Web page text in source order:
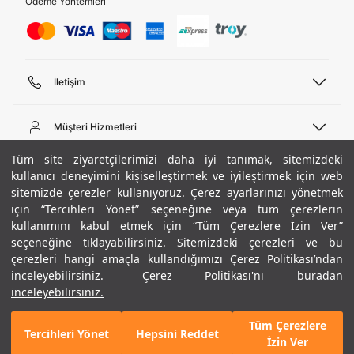
Tüm site ziyaretçilerimizi daha iyi tanımak, sitemizdeki
kullanıcı deneyimini kişiselleştirmek ve iyileştirmek için web
sitemizde çerezler kullanıyoruz. Çerez ayarlarınızı yönetmek
için “Tercihleri Yönet” seçeneğine veya tüm çerezlerin
kullanımını kabul etmek için “Tüm Çerezlere İzin Ver”
seçeneğine tıklayabilirsiniz. Sitemizdeki çerezleri ve bu
çerezleri hangi amaçla kullandığımızı Çerez Politikası’ndan
inceleyebilirsiniz.
Çerez Politikası'nı buradan
inceleyebilirsiniz.
Tercihleri Yönet Hepsini Reddet
Tüm Çerezlere
İzin Ver
+ 7 Renk
GELINCE HABER VER
İletişim
444 02 00
Pazartesi - Cuma 09:00 - 18:00
E-posta
bilgi@underarmour.com
Müşteri Hizmetleri
Sipariş Sorgulama
Bize Ulaşın
Teslimat Bilgileri
İşlem Rehberi
İade ve Değişimler
Sıkça Sorulan Sorular
Beden Rehberi
Site Haritası
Hakkımızda
Ticari Bilgiler
Hükümler ve Koşullar
Gizlilik Politikası
Çerez Politikası
Kariyer
ETBİS
UA Sosyal Medya
Instagram
Facebook
Twitter
Popüler Kategoriler
Erkek Basketbol Ayakkabısı
Çocuk Basketbol Ayakkabısı
Erkek Eşofman